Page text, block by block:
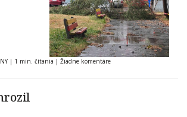
| 1 min. čítania | Žiadne komentáre